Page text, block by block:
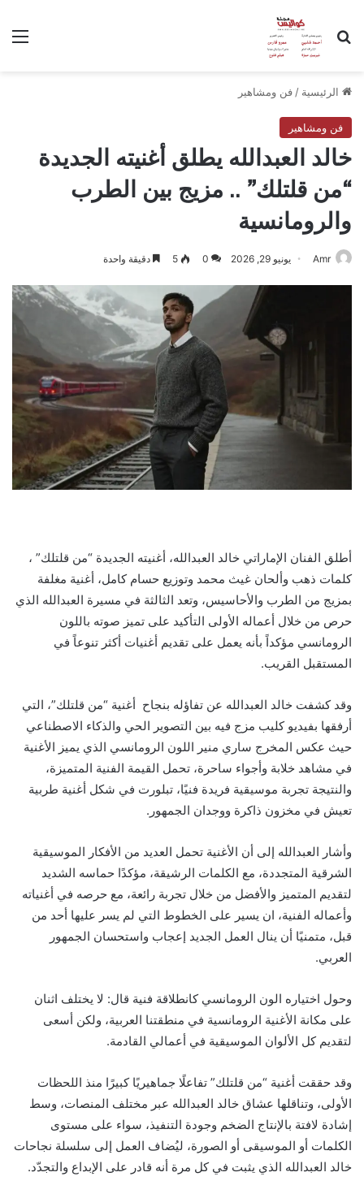
بحث عن
الرئيسية / فن ومشاهير
فن ومشاهير
خالد العبدالله يطلق أغنيته الجديدة
“من قلتلك” .. مزيج بين الطرب
والرومانسية
Amr يونيو 29, 2026 0
5 دقيقة واحدة
أطلق الفنان الإماراتي خالد العبدالله، أغنيته الجديدة “من قلتلك” ،
كلمات ذهب وألحان غيث محمد وتوزيع حسام كامل، أغنية مغلفة
بمزيج من الطرب والأحاسيس، وتعد الثالثة في مسيرة العبدالله الذي
حرص من خلال أعماله الأولى التأكيد على تميز صوته باللون
الرومانسي مؤكداً بأنه يعمل على تقديم أغنيات أكثر تنوعاً في
المستقبل القريب.
وقد كشفت خالد العبدالله عن تفاؤله بنجاح أغنية “من قلتلك”، التي
أرفقها بفيديو كليب مزج فيه بين التصوير الحي والذكاء الاصطناعي
حيث عكس المخرج ساري منير اللون الرومانسي الذي يميز الأغنية
في مشاهد خلابة وأجواء ساحرة، تحمل القيمة الفنية المتميزة،
والنتيجة تجربة موسيقية فريدة فنيًا، تبلورت في شكل أغنية طربية
تعيش في مخزون ذاكرة ووجدان الجمهور.
وأشار العبدالله إلى أن الأغنية تحمل العديد من الأفكار الموسيقية
الشرقية المتجددة، مع الكلمات الرشيقة، مؤكدًا حماسه الشديد
لتقديم المتميز والأفضل من خلال تجربة رائعة، مع حرصه في أغنياته
وأعماله الفنية، ان يسير على الخطوط التي لم يسر عليها أحد من
قبل، متمنيًا أن ينال العمل الجديد إعجاب واستحسان الجمهور
العربي.
وحول اختياره الون الرومانسي كانطلاقة فنية قال: لا يختلف اثنان
على مكانة الأغنية الرومانسية في منطقتنا العربية، ولكن أسعى
لتقديم كل الألوان الموسيقية في أعمالي القادمة.
وقد حققت أغنية “من قلتلك” تفاعلًا جماهيريًا كبيرًا منذ اللحظات
الأولى، وتناقلها عشاق خالد العبدالله عبر مختلف المنصات، وسط
إشادة لافتة بالإنتاج الضخم وجودة التنفيذ، سواء على مستوى
الكلمات أو الموسيقى أو الصورة، ليُضاف العمل إلى سلسلة نجاحات
خالد العبدالله الذي يثبت في كل مرة أنه قادر على الإبداع والتجدّد.